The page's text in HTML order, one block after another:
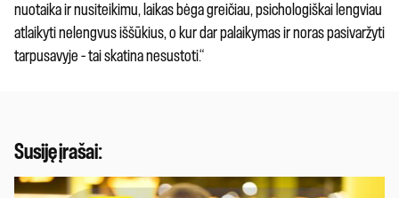
nuotaika ir nusiteikimu, laikas bėga greičiau, psichologiškai lengviau
atlaikyti nelengvus iššūkius, o kur dar palaikymas ir noras pasivaržyti
tarpusavyje – tai skatina nesustoti.“
Susiję įrašai: